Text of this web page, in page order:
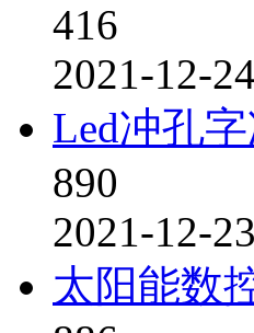
416
2021-12-24
Led冲孔
890
2021-12-23
太阳能数